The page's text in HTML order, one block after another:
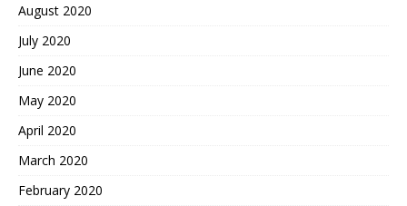
August 2020
July 2020
June 2020
May 2020
April 2020
March 2020
February 2020